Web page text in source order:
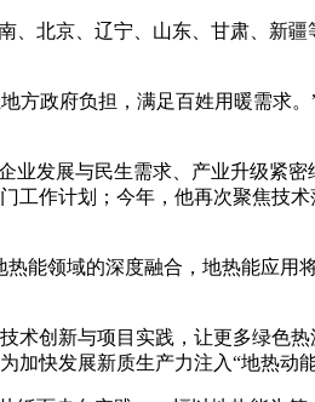
北京、辽宁、山东、甘肃、新疆
政府负担，满足百姓用暖需求
展与民生需求、产业升级紧密
作计划；今年，他再次聚焦技
领域的深度融合，地热能应用
创新与项目实践，让更多绿色
快发展新质生产力注入“地热动能